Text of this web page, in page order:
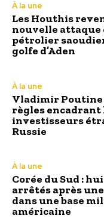
À la une
Les Houthis
nouvelle attaque
pétrolier
golfe d’Aden
À la une
Vladimir
règles encadrant
investisseurs
Russie
À la une
Corée du Sud :
arrêtés après
dans une base
américaine